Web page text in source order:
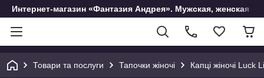
Интернет-магазин «Фантазия Андрея». Мужская, женская и
Товари та послуги Тапочки жіночі Капці жіночі Luck